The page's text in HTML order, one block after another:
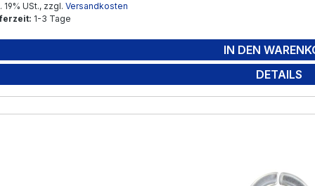
19% USt., zzgl. Versandkosten
1-3 Tage
IN DEN
DETAILS